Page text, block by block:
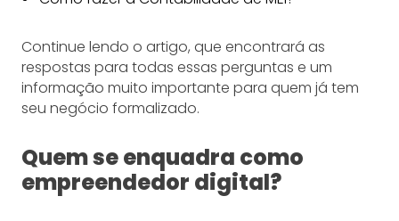
Continue lendo o artigo, que encontrará as
respostas para todas essas perguntas e um
informação muito importante para quem já tem
seu negócio formalizado.
Quem se enquadra como
empreendedor digital?